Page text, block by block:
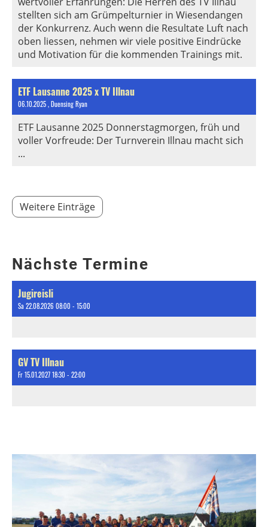
stellten sich am Grümpelturnier in Wiesendangen
der Konkurrenz. Auch wenn die Resultate Luft nach
oben liessen, nehmen wir viele positive Eindrücke
und Motivation für die kommenden Trainings mit.
ETF Lausanne 2025 x TV Illnau
06.10.2025, Duensing Ryan
ETF Lausanne 2025 Donnerstagmorgen, früh und
voller Vorfreude: Der Turnverein Illnau macht sich
...
Weitere Einträge
Nächste Termine
Jugireisli
Sa 22.08.2026 08:00 - 15:00
GV TV Illnau
Fr 15.01.2027 18:30 - 22:00